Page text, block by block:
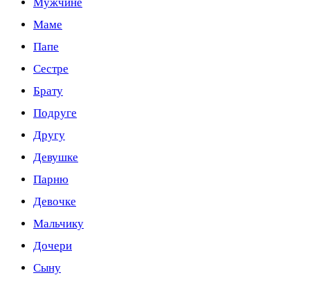
Маме
Папе
Сестре
Брату
Подруге
Другу
Девушке
Парню
Девочке
Мальчику
Дочери
Сыну